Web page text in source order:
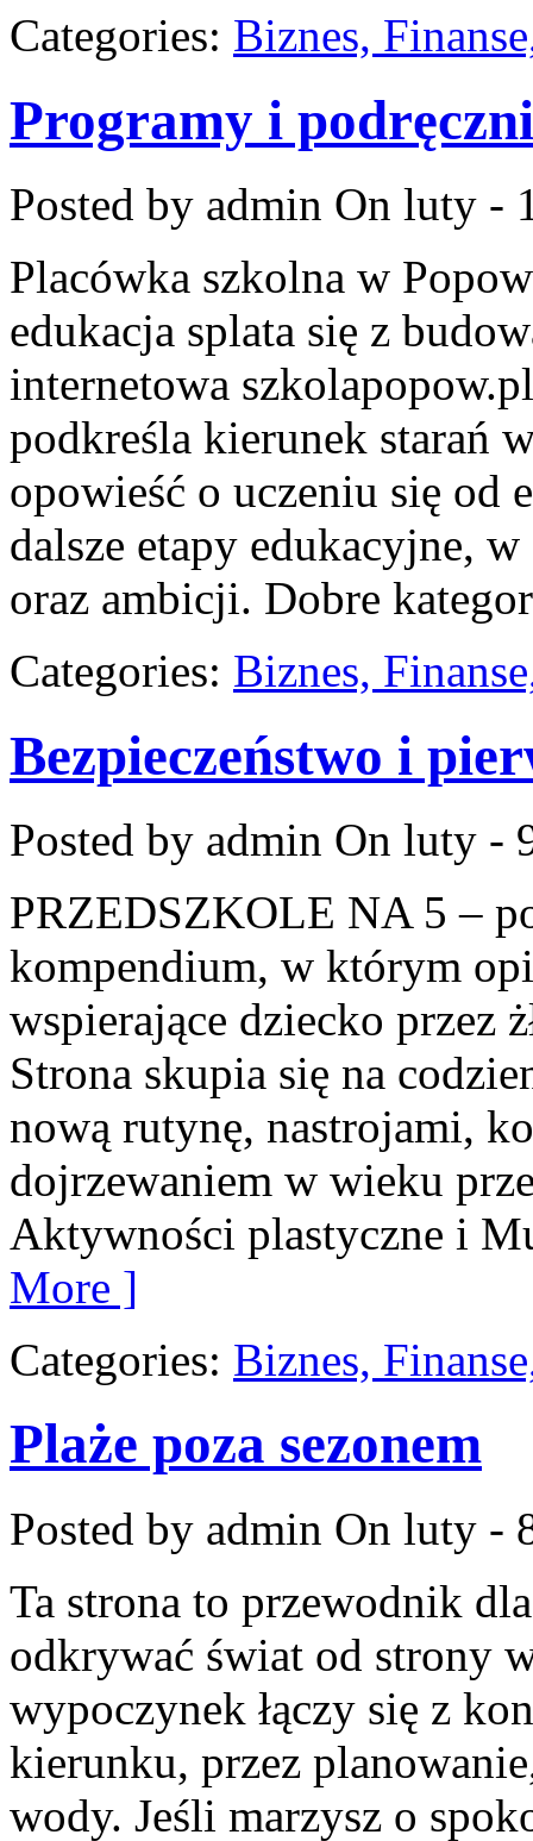
Categories: Biznes,
Programy i
Posted by admin On luty -
Placówka szkolna w
edukacja splata się z
internetowa
podkreśla kierunek starań
opowieść o uczeniu się od
dalsze etapy edukacyjne,
oraz ambicji. Dobre
Categories: Biznes,
Bezpieczeństwo i
Posted by admin On luty -
PRZEDSZKOLE NA 5 –
kompendium, w którym
wspierające dziecko przez
Strona skupia się na
nową rutynę, nastrojami,
dojrzewaniem w wieku
Aktywności plastyczne i
More ]
Categories: Biznes,
Plaże poza sezonem
Posted by admin On luty -
Ta strona to przewodnik
odkrywać świat od strony
wypoczynek łączy się z
kierunku, przez
wody. Jeśli marzysz o